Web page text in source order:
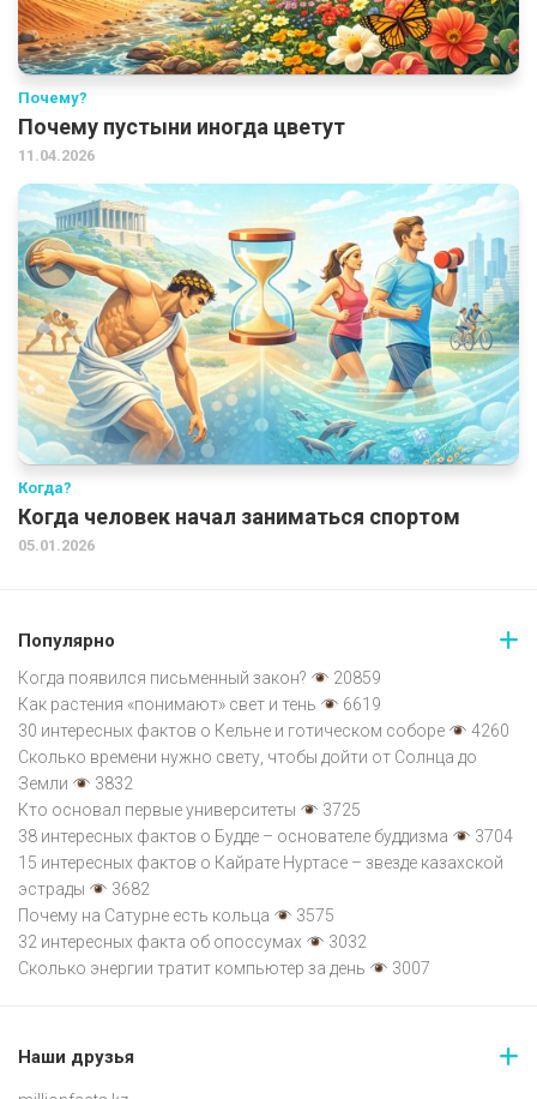
Почему?
Почему пустыни иногда цветут
11.04.2026
Когда?
Когда человек начал заниматься спортом
05.01.2026
Популярно
Когда появился письменный закон?
20859
Как растения «понимают» свет и тень
6619
30 интересных фактов о Кельне и готическом соборе
4260
Сколько времени нужно свету, чтобы дойти от Солнца до
Земли
3832
Кто основал первые университеты
3725
38 интересных фактов о Будде – основателе буддизма
3704
15 интересных фактов о Кайрате Нуртасе – звезде казахской
эстрады
3682
Почему на Сатурне есть кольца
3575
32 интересных факта об опоссумах
3032
Сколько энергии тратит компьютер за день
3007
Наши друзья